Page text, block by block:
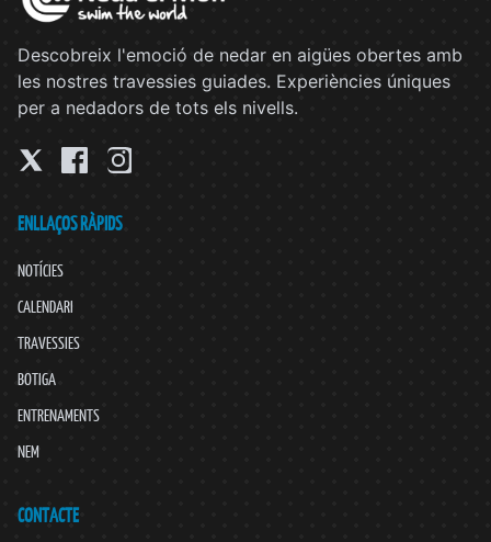
Descobreix l'emoció de nedar en aigües obertes amb
les nostres travessies guiades. Experiències úniques
per a nedadors de tots els nivells.
ENLLAÇOS RÀPIDS
NOTÍCIES
CALENDARI
TRAVESSIES
BOTIGA
ENTRENAMENTS
NEM
CONTACTE